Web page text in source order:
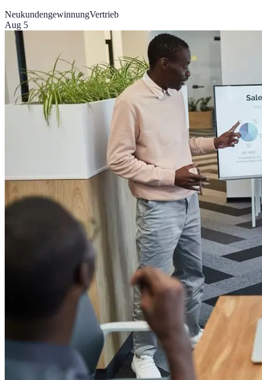
NeukundengewinnungVertrieb
Aug 5